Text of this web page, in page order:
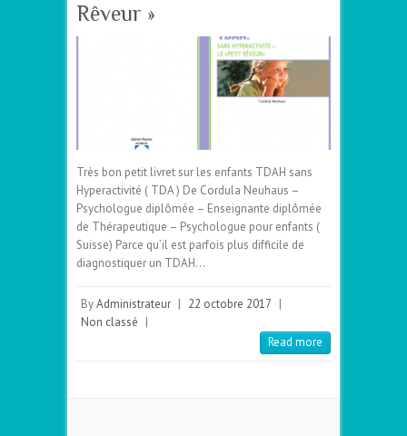
Rêveur »
Très bon petit livret sur les enfants TDAH sans
Hyperactivité ( TDA ) De Cordula Neuhaus –
Psychologue diplômée – Enseignante diplômée
de Thérapeutique – Psychologue pour enfants (
Suisse) Parce qu’il est parfois plus difficile de
diagnostiquer un TDAH…
ByAdministrateur 22 octobre 2017
Non classé
Read more